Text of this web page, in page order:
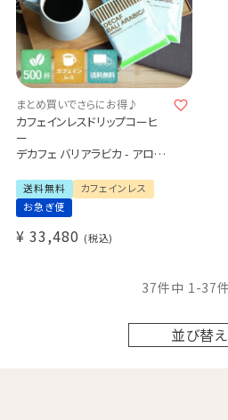
まとめ買いでさらにお得♪
カフェインレスドリップコーヒ
ー
デカフェ バリアラビカ - アロナ
500杯セット
業務用 大容量パック
まとめ買いにおすすめ
送料無料
カフェインレス
お急ぎ便
¥ 33,480 税込
並び替え
37件中 1-37